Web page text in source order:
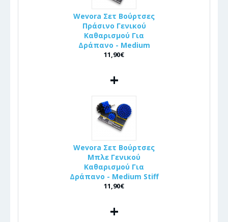
Wevora Σετ Βούρτσες
Πράσινο Γενικού
Καθαρισμού Για
Δράπανο - Medium
11,90€
+
Wevora Σετ Βούρτσες
Μπλε Γενικού
Καθαρισμού Για
Δράπανο - Medium Stiff
11,90€
+